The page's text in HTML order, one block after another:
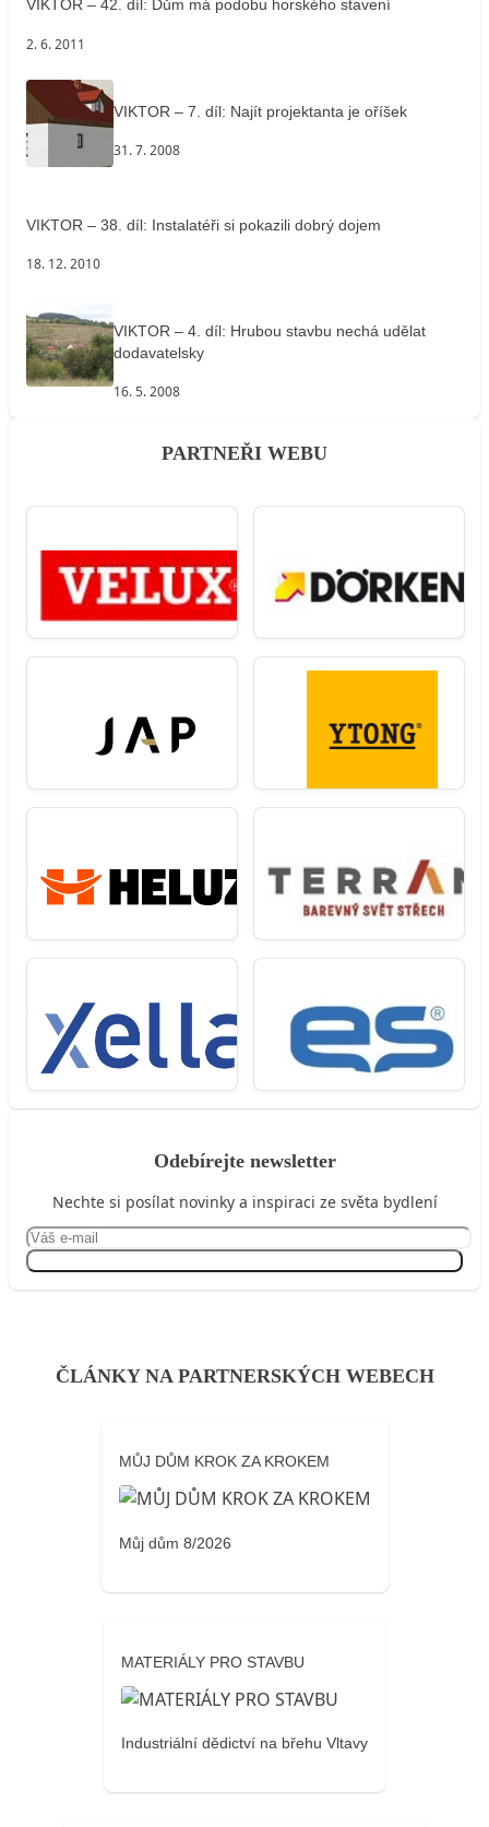
VIKTOR – 42. díl: Dům má podobu horského stavení
2. 6. 2011
VIKTOR – 7. díl: Najít projektanta je oříšek
31. 7. 2008
VIKTOR – 38. díl: Instalatéři si pokazili dobrý dojem
18. 12. 2010
VIKTOR – 4. díl: Hrubou stavbu nechá udělat
dodavatelsky
16. 5. 2008
PARTNEŘI WEBU
Odebírejte newsletter
Nechte si posílat novinky a inspiraci ze světa bydlení
ČLÁNKY NA PARTNERSKÝCH WEBECH
MŮJ DŮM KROK ZA KROKEM
Můj dům 8/2026
MATERIÁLY PRO STAVBU
Industriální dědictví na břehu Vltavy